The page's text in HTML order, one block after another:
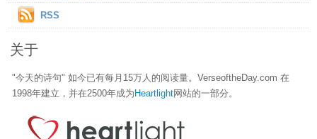
RSS
关于
"今天的诗句" 如今已有每月15万人的阅读量。VerseoftheDay.com 在
1998年建立，并在2500年成为 Heartlight网站的一部分。